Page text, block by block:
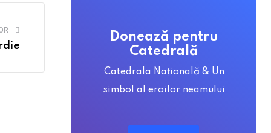
Donează pentru
Catedrală
Catedrala Națională & Un
simbol al eroilor neamului